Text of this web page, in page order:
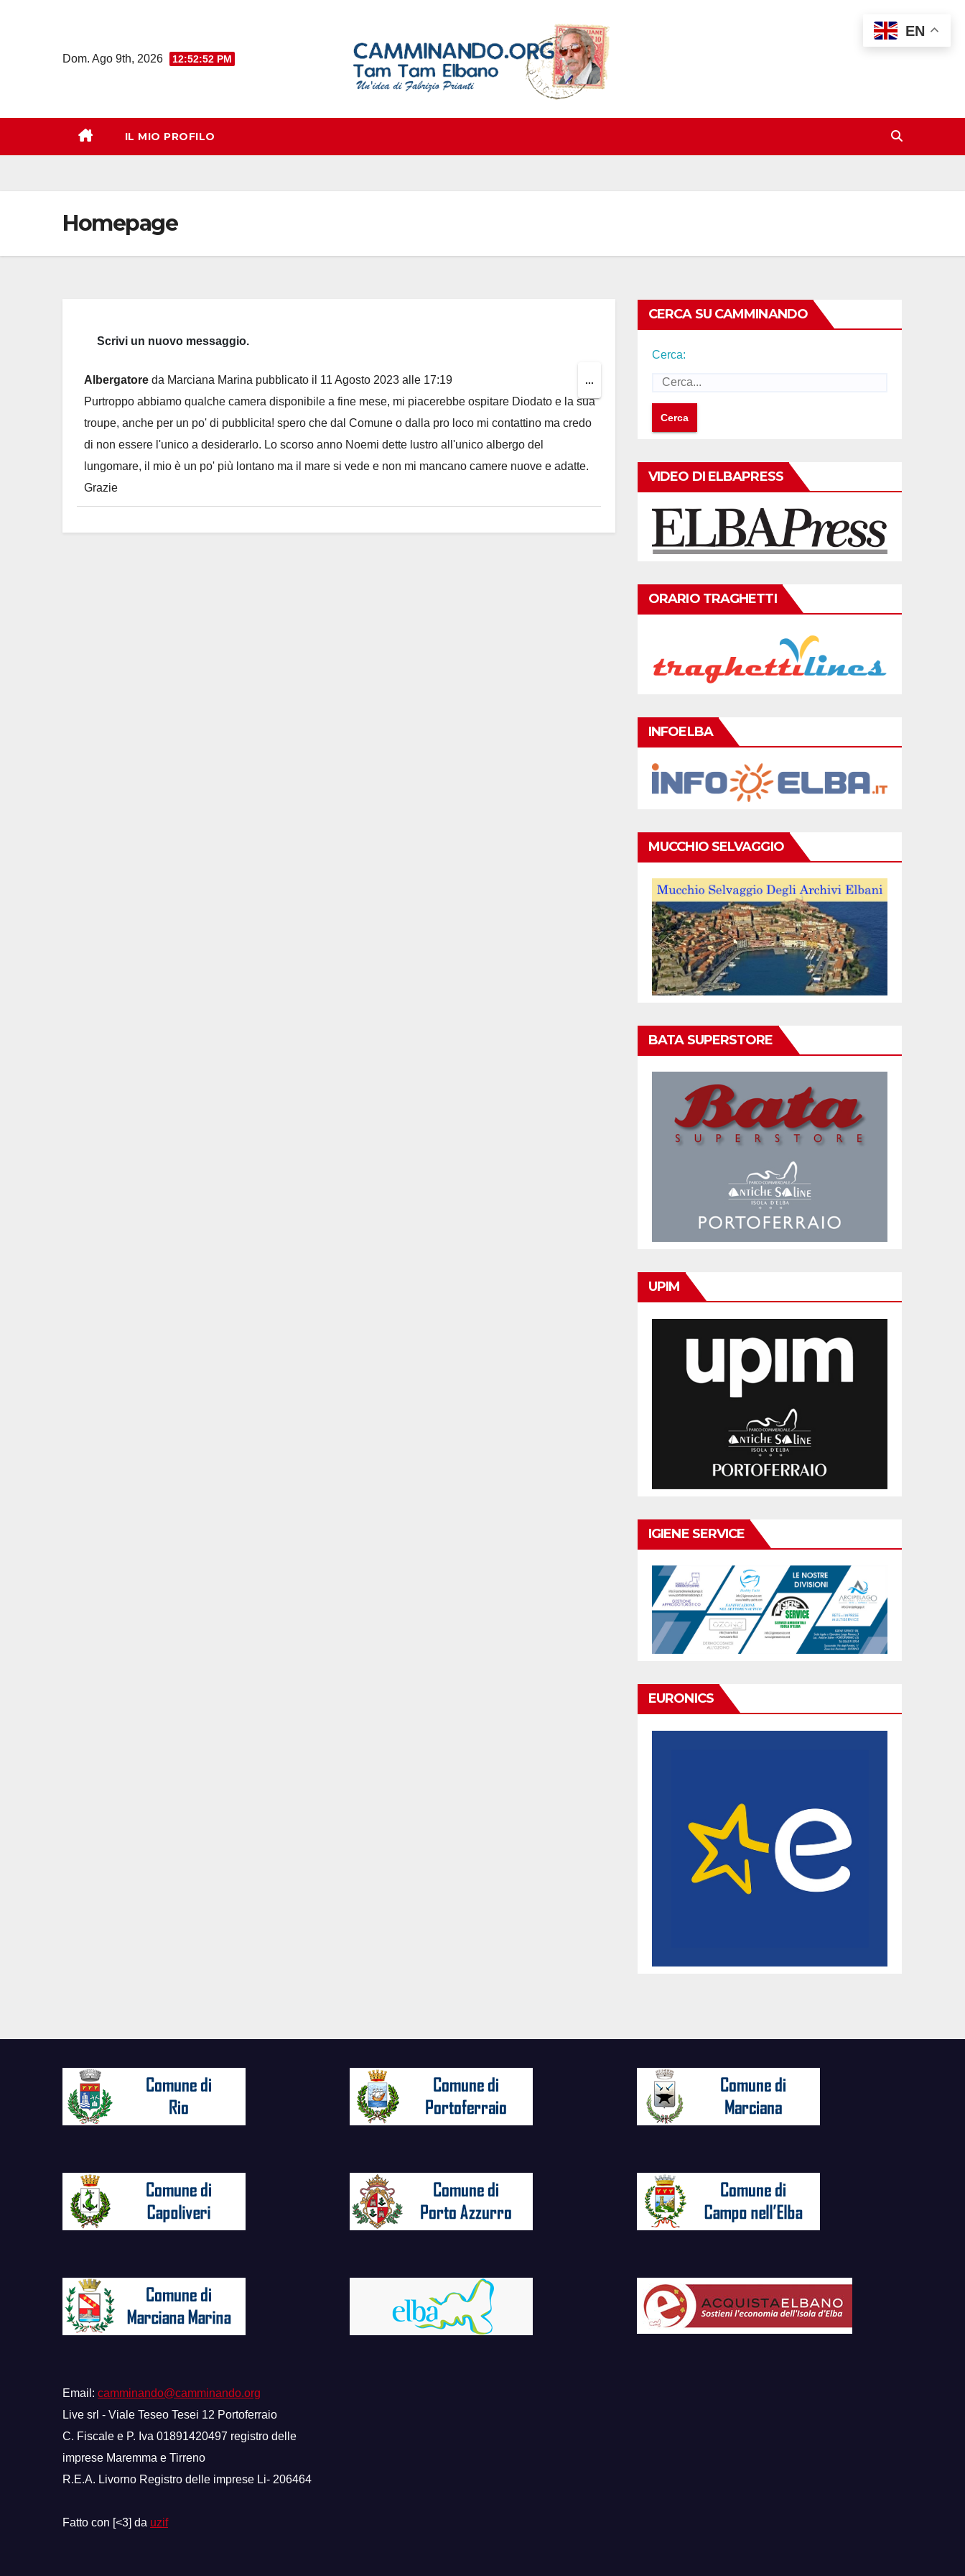
Dom. Ago 9th, 2026 12:52:53 PM
IL MIO PROFILO
Homepage
Albergatore da Marciana Marina pubblicato il 11 Agosto 2023 alle 17:19
Purtroppo abbiamo qualche camera disponibile a fine mese, mi piacerebbe ospitare Diodato e la sua
troupe, anche per un po' di pubblicita! spero che dal Comune o dalla pro loco mi contattino ma credo
di non essere l'unico a desiderarlo. Lo scorso anno Noemi dette lustro all'unico albergo del
lungomare, il mio è un po' più lontano ma il mare si vede e non mi mancano camere nuove e adatte.
Grazie
...
this
CERCA SU CAMMINANDO
Cerca:
VIDEO DI ELBAPRESS
ORARIO TRAGHETTI
INFOELBA
MUCCHIO SELVAGGIO
BATA SUPERSTORE
UPIM
IGIENE SERVICE
EURONICS
Email: camminando@camminando.org
Live srl - Viale Teseo Tesei 12 Portoferraio
C. Fiscale e P. Iva 01891420497 registro delle
imprese Maremma e Tirreno
R.E.A. Livorno Registro delle imprese Li- 206464
Fatto con [<3] da uzif
EN